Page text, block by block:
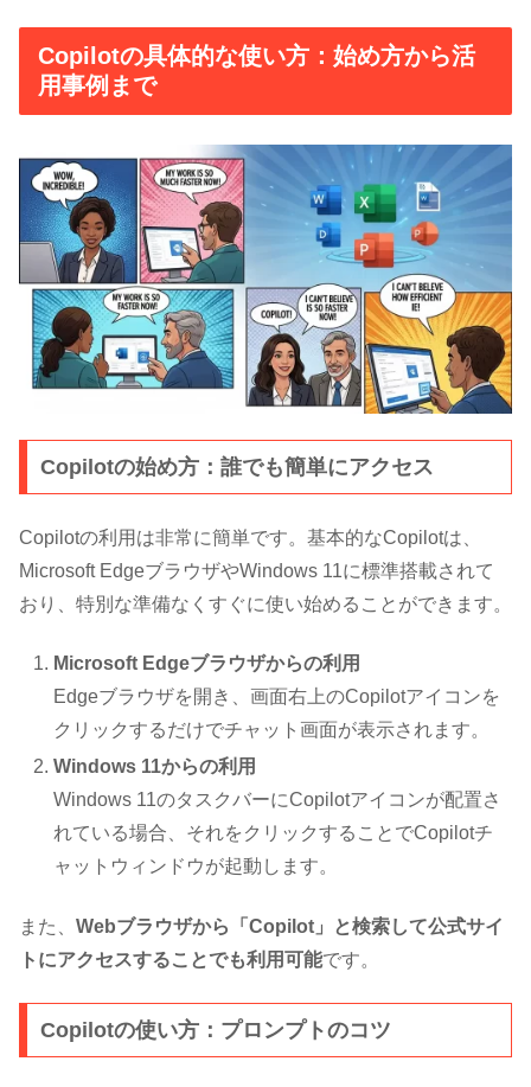
Copilotの具体的な使い方：始め方から活
用事例まで
Copilotの始め方：誰でも簡単にアクセス
Copilotの利用は非常に簡単です。基本的なCopilotは、
Microsoft EdgeブラウザやWindows 11に標準搭載されて
おり、特別な準備なくすぐに使い始めることができます。
Microsoft Edgeブラウザからの利用
Edgeブラウザを開き、画面右上のCopilotアイコンを
クリックするだけでチャット画面が表示されます。
Windows 11からの利用
Windows 11のタスクバーにCopilotアイコンが配置さ
れている場合、それをクリックすることでCopilotチ
ャットウィンドウが起動します。
また、 Webブラウザから「Copilot」と検索して公式サイ
トにアクセスすることでも利用可能です。
Copilotの使い方：プロンプトのコツ